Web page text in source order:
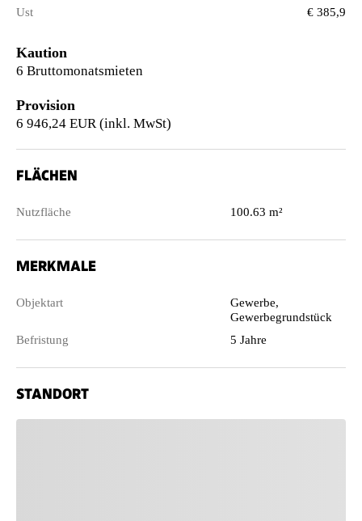
Ust € 385,9
Kaution
6 Bruttomonatsmieten
Provision
6 946,24 EUR (inkl. MwSt)
FLÄCHEN
Nutzfläche 100.63 m²
MERKMALE
Objektart
Gewerbe,
Gewerbegrundstück
Befristung
5 Jahre
STANDORT